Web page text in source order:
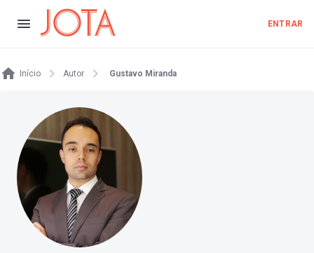
ENTRAR
Início Autor Gustavo Miranda